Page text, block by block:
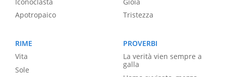
Apotropaico
Tristezza
RIME
Vita
Sole
PROVERBI
La verità vien sempre a
galla